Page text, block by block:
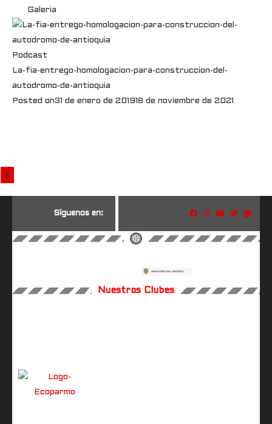
Galeria
Podcast
La-fia-entrego-homologacion-para-construccion-del-
autodromo-de-antioquia
Posted on31 de enero de 201918 de noviembre de 2021
X
S íguenos en:
Nuestros Clubes